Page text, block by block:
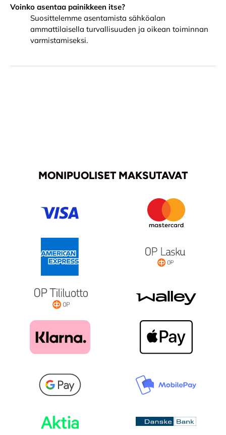
Voinko asentaa painikkeen itse?
Suosittelemme asentamista sähköalan
ammattilaisella turvallisuuden ja oikean toiminnan
varmistamiseksi.
MONIPUOLISET MAKSUTAVAT